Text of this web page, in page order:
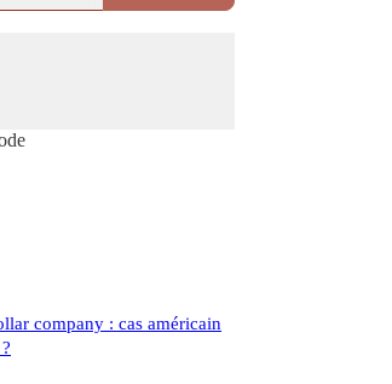
company : cas américain